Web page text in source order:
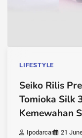
LIFESTYLE
Seiko Rilis
Tomioka Silk
Kemewahan
Ipodarcar 21